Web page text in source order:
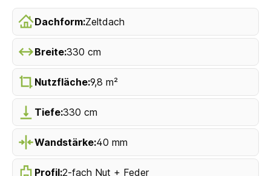
Dachform:Zeltdach
Breite:330 cm
Nutzfläche:9,8 m²
Tiefe:330 cm
Wandstärke:40 mm
Profil:2-fach Nut + Feder